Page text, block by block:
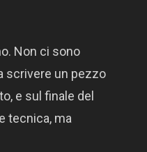
Non ci sono
scrivere un pezzo
e sul finale del
tecnica, ma